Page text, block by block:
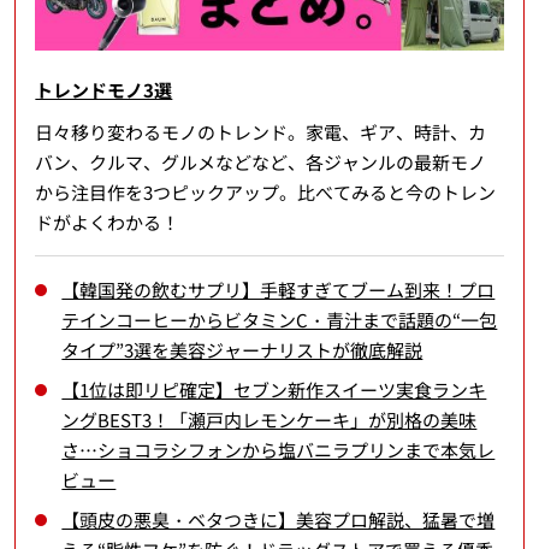
トレンドモノ3選
日々移り変わるモノのトレンド。家電、ギア、時計、カ
バン、クルマ、グルメなどなど、各ジャンルの最新モノ
から注目作を3つピックアップ。比べてみると今のトレン
ドがよくわかる！
【韓国発の飲むサプリ】手軽すぎてブーム到来！プロ
テインコーヒーからビタミンC・青汁まで話題の“一包
タイプ”3選を美容ジャーナリストが徹底解説
【1位は即リピ確定】セブン新作スイーツ実食ランキ
ングBEST3！「瀬戸内レモンケーキ」が別格の美味
さ…ショコラシフォンから塩バニラプリンまで本気レ
ビュー
【頭皮の悪臭・ベタつきに】美容プロ解説、猛暑で増